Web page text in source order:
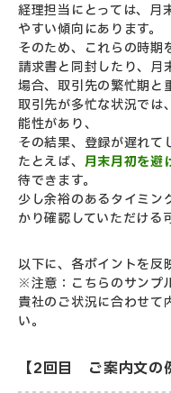
経理担当にとっては、月
やすい傾向にあります。
そのため、これらの時期
請求書と同封したり、月
場合、取引先の繁忙期と
取引先が多忙な状況では
能性があり、
その結果、登録が遅れて
たとえば、 月末月初を避
待できます。
少し余裕のあるタイミン
かり確認していただける
以下に、各ポイントを反
※注意：こちらのサンプ
貴社のご状況に合わせて
い。
【2回目 ご案内文の